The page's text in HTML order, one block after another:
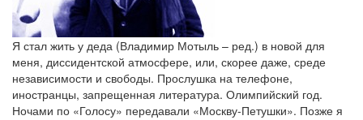
Я стал жить у деда (Владимир Мотыль – ред.) в новой для
меня, диссидентской атмосфере, или, скорее даже, среде
независимости и свободы. Прослушка на телефоне,
иностранцы, запрещенная литература. Олимпийский год.
Ночами по «Голосу» передавали «Москву-Петушки». Позже я